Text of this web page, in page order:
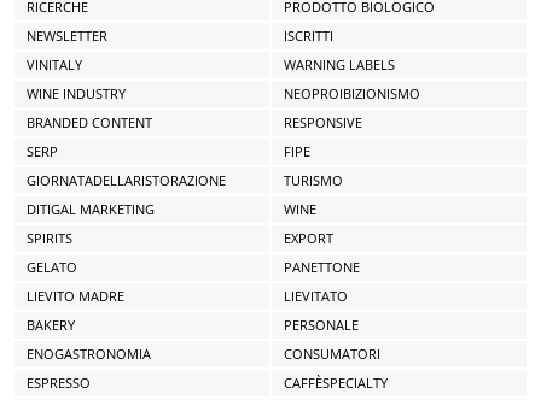
RICERCHE
PRODOTTO BIOLOGICO
NEWSLETTER
ISCRITTI
VINITALY
WARNING LABELS
WINE INDUSTRY
NEOPROIBIZIONISMO
BRANDED CONTENT
RESPONSIVE
SERP
FIPE
GIORNATADELLARISTORAZIONE
TURISMO
DITIGAL MARKETING
WINE
SPIRITS
EXPORT
GELATO
PANETTONE
LIEVITO MADRE
LIEVITATO
BAKERY
PERSONALE
ENOGASTRONOMIA
CONSUMATORI
ESPRESSO
CAFFÈSPECIALTY